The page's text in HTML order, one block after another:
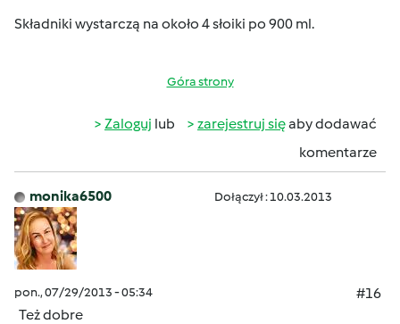
Składniki wystarczą na około 4 słoiki po 900 ml.
Góra strony
Zaloguj lub zarejestruj sięaby dodawać
komentarze
monika6500 Dołączył : 10.03.2013
pon., 07/29/2013 - 05:34
#16
Też dobre